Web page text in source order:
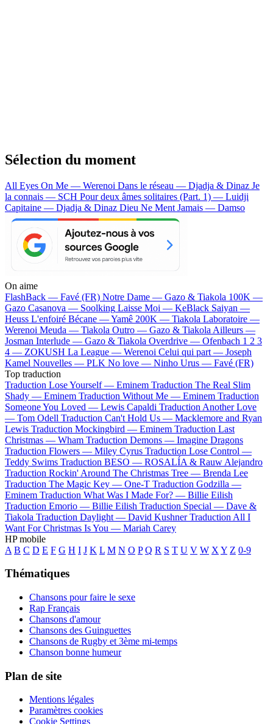
Sélection du moment
All Eyes On Me — Werenoi Dans le réseau — Djadja & Dinaz Je
la connais — SCH Pour deux âmes solitaires (Part. 1) — Luidji
Capitaine — Djadja & Dinaz Dieu Ne Ment Jamais — Damso
On aime
FlashBack — Favé (FR) Notre Dame — Gazo & Tiakola 100K —
Gazo Casanova — Soolking Laisse Moi — KeBlack Saiyan —
Heuss L'enfoiré Bécane —Yamê 200K — Tiakola Laboratoire —
Werenoi Meuda — Tiakola Outro — Gazo & Tiakola Ailleurs —
Josman Interlude — Gazo & Tiakola Overdrive — Ofenbach 1 2 3
4 — ZOKUSH La League — Werenoi Celui qui part — Joseph
Kamel Nouvelles — PLK No love — Ninho Urus — Favé (FR)
Top traduction
Traduction Lose Yourself — Eminem Traduction The Real Slim
Shady — Eminem Traduction Without Me — Eminem Traduction
Someone You Loved — Lewis Capaldi Traduction Another Love
— Tom Odell Traduction Can't Hold Us — Macklemore and Ryan
Lewis Traduction Mockingbird — Eminem Traduction Last
Christmas — Wham Traduction Demons — Imagine Dragons
Traduction Flowers — Miley Cyrus Traduction Lose Control —
Teddy Swims Traduction BESO — ROSALÍA & Rauw Alejandro
Traduction Rockin' Around The Christmas Tree — Brenda Lee
Traduction The Magic Key — One-T Traduction Godzilla —
Eminem Traduction What Was I Made For? — Billie Eilish
Traduction Emorio — Billie Eilish Traduction Special — Dave &
Tiakola Traduction Daylight — David Kushner Traduction All I
Want For Christmas Is You — Mariah Carey
HP mobile
A B C D E F G H I J K L M N O P Q R S T U V W X Y Z 0-9
Thématiques
Chansons pour faire le sexe
Rap Français
Chansons d'amour
Chansons des Guinguettes
Chansons de Rugby et 3ème mi-temps
Chanson bonne humeur
Plan de site
Mentions légales
Paramètres cookies
Cookie Settings